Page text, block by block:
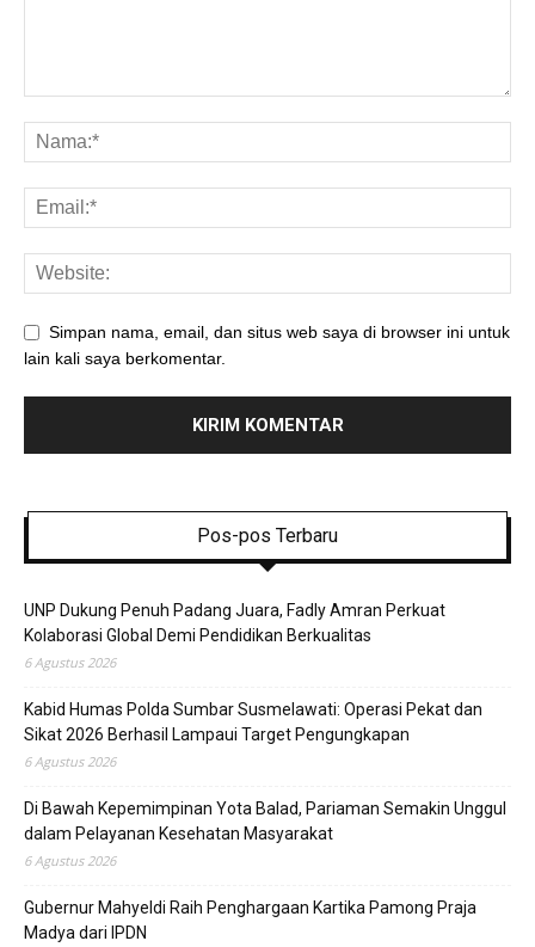
Simpan nama, email, dan situs web saya di browser ini untuk
lain kali saya berkomentar.
Pos-pos Terbaru
UNP Dukung Penuh Padang Juara, Fadly Amran Perkuat
Kolaborasi Global Demi Pendidikan Berkualitas
6 Agustus 2026
Kabid Humas Polda Sumbar Susmelawati: Operasi Pekat dan
Sikat 2026 Berhasil Lampaui Target Pengungkapan
6 Agustus 2026
Di Bawah Kepemimpinan Yota Balad, Pariaman Semakin Unggul
dalam Pelayanan Kesehatan Masyarakat
6 Agustus 2026
Gubernur Mahyeldi Raih Penghargaan Kartika Pamong Praja
Madya dari IPDN